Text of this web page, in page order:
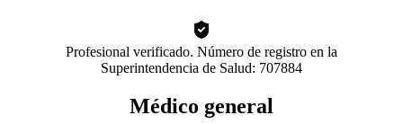
Profesional verificado. Número de registro en la
Superintendencia de Salud: 707884
Médico general